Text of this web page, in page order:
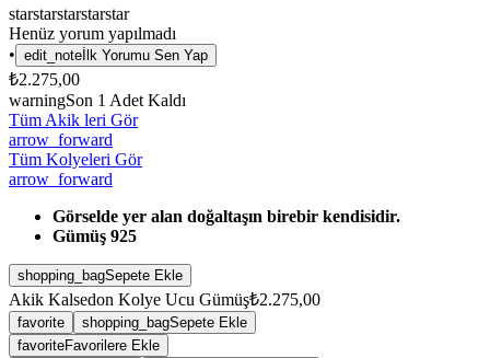
starstarstarstarstar
Henüz yorum yapılmadı
• edit_note İlk Yorumu Sen Yap
₺2.275,00
warningSon 1 Adet Kaldı
Tüm Akik leri Gör
arrow_forward
Tüm Kolyeleri Gör
arrow_forward
Görselde yer alan doğaltaşın birebir kendisidir.
Gümüş 925
shopping_bagSepete Ekle
Akik Kalsedon Kolye Ucu Gümüş₺2.275,00
favorite shopping_bagSepete Ekle
favoriteFavorilere Ekle